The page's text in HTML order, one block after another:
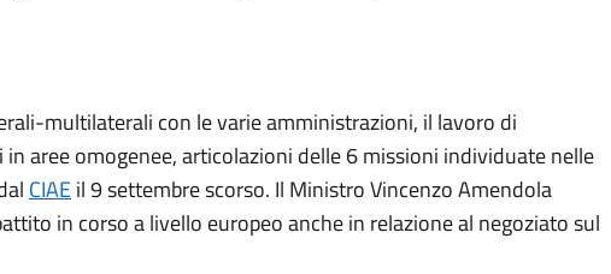
multilaterali con le varie amministrazioni, il lavoro di
aree omogenee, articolazioni delle 6 missioni individuate nelle
CIAEil 9 settembre scorso. Il Ministro Vincenzo Amendola
in corso a livello europeo anche in relazione al negoziato sul